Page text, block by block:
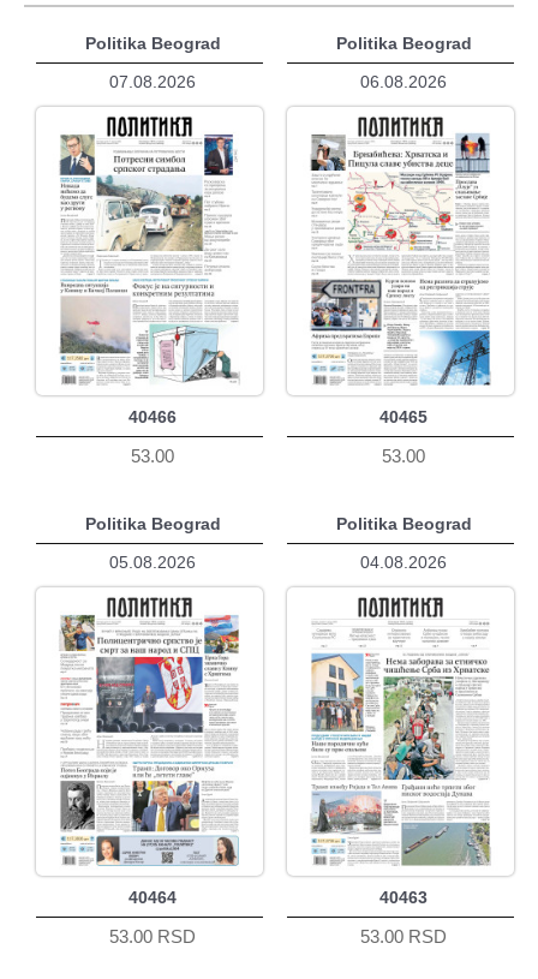
Politika Beograd
07.08.2026
40466
53.00
Politika Beograd
06.08.2026
40465
53.00
Politika Beograd
05.08.2026
40464
53.00 RSD
Politika Beograd
04.08.2026
40463
53.00 RSD